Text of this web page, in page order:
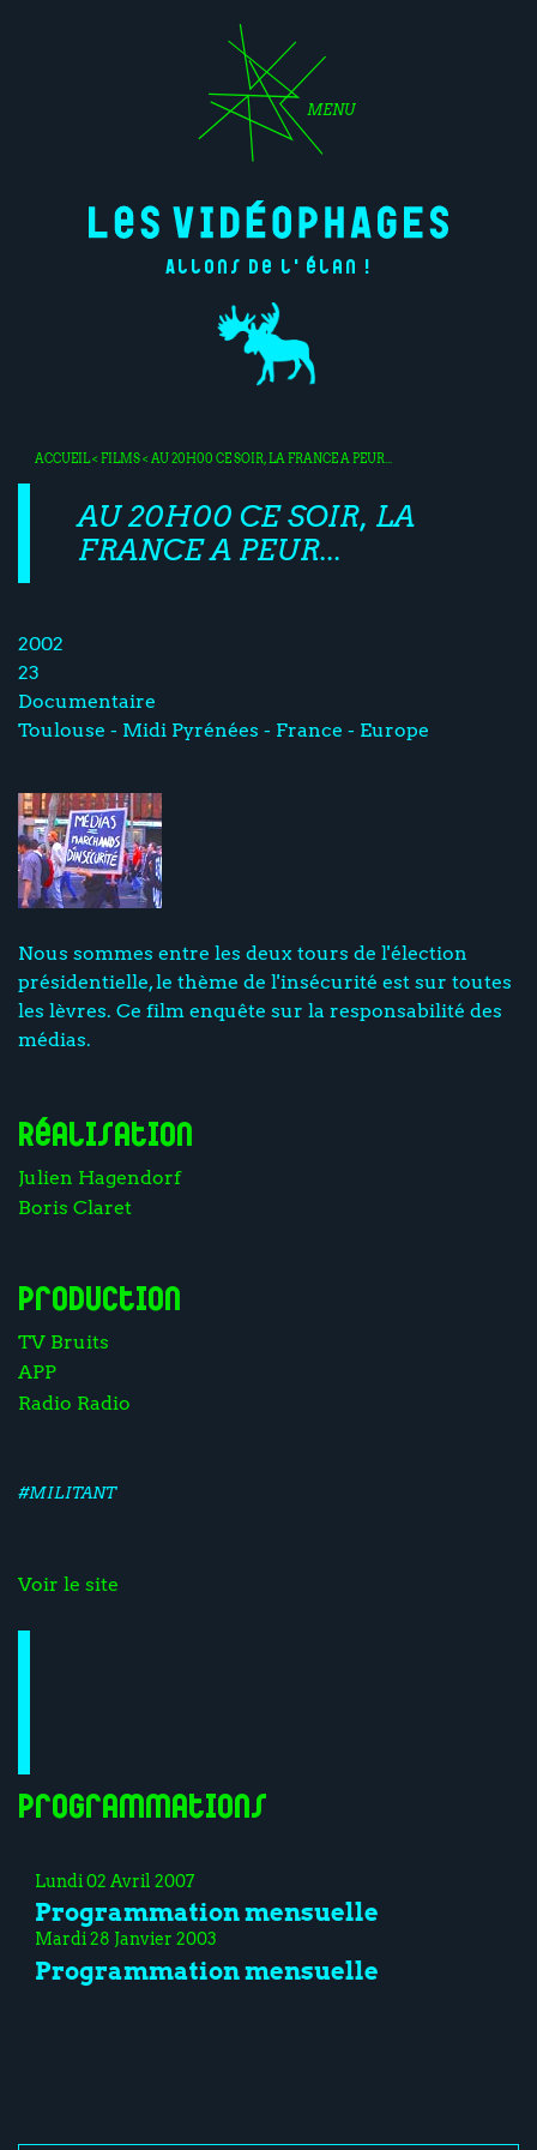
MENU
Allons de l'élan !
ACCUEIL< FILMS< AU 20H00 CE SOIR, LA FRANCE A PEUR...
AU 20H00 CE SOIR, LA
FRANCE A PEUR...
2002
23
Documentaire
Toulouse - Midi Pyrénées - France - Europe
Nous sommes entre les deux tours de l'élection
présidentielle, le thème de l'insécurité est sur toutes
les lèvres. Ce film enquête sur la responsabilité des
médias.
Réalisation
Julien Hagendorf
Boris Claret
Production
TV Bruits
APP
Radio Radio
#MILITANT
Voir le site
Programmations
Lundi 02 Avril 2007
Programmation mensuelle
Mardi 28 Janvier 2003
Programmation mensuelle